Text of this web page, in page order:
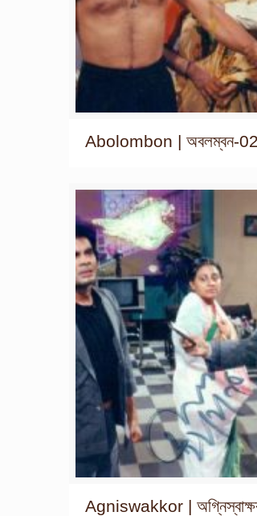
Abolombon | অবলম্বন-02
Agniswakkor |